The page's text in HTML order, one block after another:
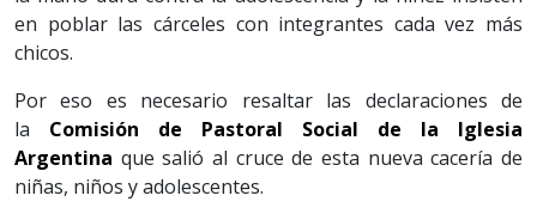
en poblar las cárceles con integrantes cada vez más
chicos.
Por eso es necesario resaltar las declaraciones de
la Comisión de Pastoral Social de la Iglesia
Argentina que salió al cruce de esta nueva cacería de
niñas, niños y adolescentes.